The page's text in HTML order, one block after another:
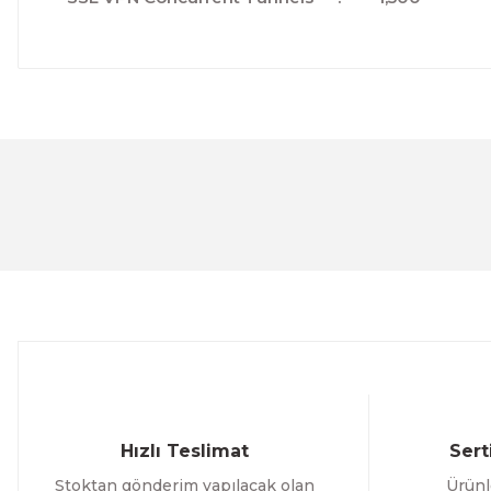
Hızlı Teslimat
Stoktan gönderim yapılacak olan